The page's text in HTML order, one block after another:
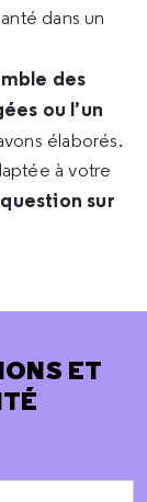
dans un
des
ou l’un
élaborés.
à votre
sur
ET